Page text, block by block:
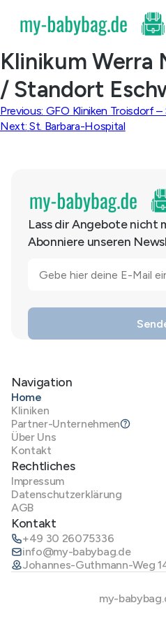
content
Klinikum Werra
/ Standort
Beitragsnavigation
Previous: GFO Kliniken Troisdorf
Next: St. Barbara-Hospital
Lass dir Angebote nicht
Abonniere unseren
Navigation
Home
Kliniken
Partner-Unternehmen
Über Uns
Kontakt
Rechtliches
Impressum
Datenschutzerklärung
AGB
Kontakt
+49 30 26075336
info@my-babybag.de
Johannes-Guthmann-Weg
my-